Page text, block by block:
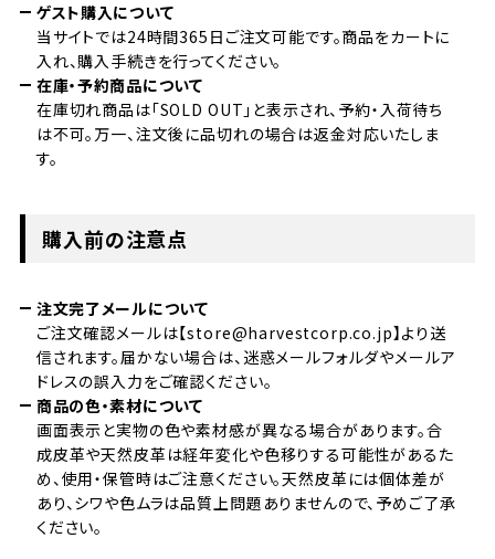
ゲスト購入について
当サイトでは24時間365日ご注文可能です。商品をカートに
入れ、購入手続きを行ってください。
在庫・予約商品について
在庫切れ商品は「SOLD OUT」と表示され、予約・入荷待ち
は不可。万一、注文後に品切れの場合は返金対応いたしま
す。
購入前の注意点
注文完了メールについて
ご注文確認メールは【store@harvestcorp.co.jp】より送
信されます。届かない場合は、迷惑メールフォルダやメールア
ドレスの誤入力をご確認ください。
商品の色・素材について
画面表示と実物の色や素材感が異なる場合があります。合
成皮革や天然皮革は経年変化や色移りする可能性があるた
め、使用・保管時はご注意ください。天然皮革には個体差が
あり、シワや色ムラは品質上問題ありませんので、予めご了承
ください。